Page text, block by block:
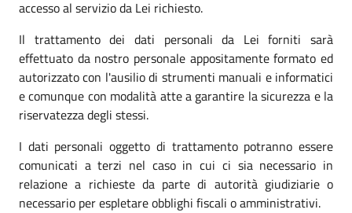
accesso al servizio da Lei richiesto.
Il trattamento dei dati personali da Lei forniti sarà
effettuato da nostro personale appositamente formato ed
autorizzato con l'ausilio di strumenti manuali e informatici
e comunque con modalità atte a garantire la sicurezza e la
riservatezza degli stessi.
I dati personali oggetto di trattamento potranno essere
comunicati a terzi nel caso in cui ci sia necessario in
relazione a richieste da parte di autorità giudiziarie o
necessario per espletare obblighi fiscali o amministrativi.